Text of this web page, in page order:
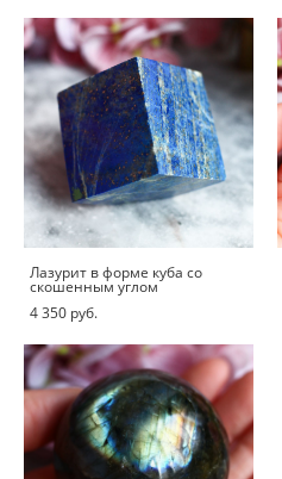
Лазурит в форме куба со
скошенным углом
4 350 pуб.